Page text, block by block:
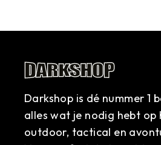
Darkshop is dé nummer 1
alles wat je nodig hebt op
outdoor, tactical en